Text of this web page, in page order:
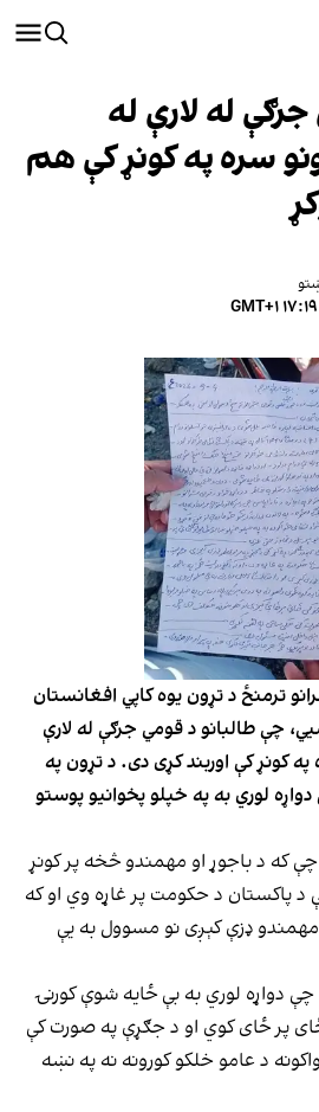
له لارې له
سره په کونړ کې هم
ترمنځ د تړون یوه کاپي افغانستان
چې طالبانو د قومي جرګې له لارې
کونړ کې اوربند کړی دی. د تړون په
لوري به په خپلو پخوانیو پوستو
که د باجوړ او مهمندو څخه پر کونړ
پاکستان د حکومت پر غاړه وي او که
مهمندو ډزې کېږی نو مسوول به یې
چې دواړه لوري به بې ځایه شوې کورنۍ
پر ځای کوي او د جګړې په صورت کې
د عامو خلکو کورونه نه په نښه